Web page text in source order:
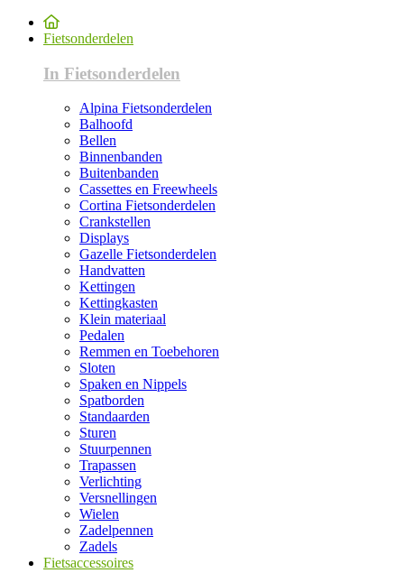
Fietsonderdelen
In Fietsonderdelen
Alpina Fietsonderdelen
Balhoofd
Bellen
Binnenbanden
Buitenbanden
Cassettes en Freewheels
Cortina Fietsonderdelen
Crankstellen
Displays
Gazelle Fietsonderdelen
Handvatten
Kettingen
Kettingkasten
Klein materiaal
Pedalen
Remmen en Toebehoren
Sloten
Spaken en Nippels
Spatborden
Standaarden
Sturen
Stuurpennen
Trapassen
Verlichting
Versnellingen
Wielen
Zadelpennen
Zadels
Fietsaccessoires